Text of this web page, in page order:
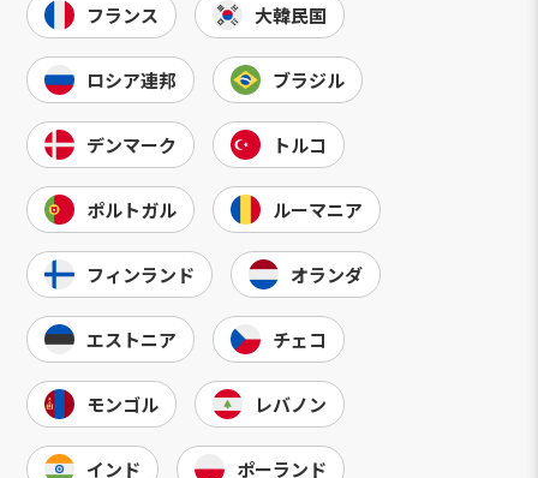
フランス 大韓民国
ロシア連邦 ブラジル
デンマーク トルコ
ポルトガル ルーマニア
フィンランド オランダ
エストニア チェコ
モンゴル レバノン
インド ポーランド